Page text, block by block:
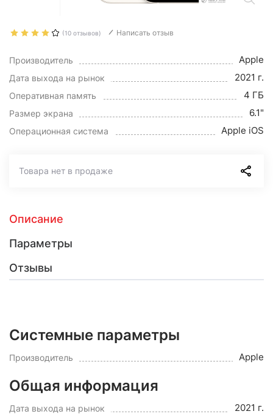
(10 отзывов) Написать отзыв
Производитель Apple
Дата выхода на рынок 2021 г.
Оперативная память 4 ГБ
Размер экрана 6.1"
Операционная система Apple iOS
Товара нет в продаже
Описание
Параметры
Отзывы
Системные параметры
Производитель Apple
Общая информация
Дата выхода на рынок 2021 г.